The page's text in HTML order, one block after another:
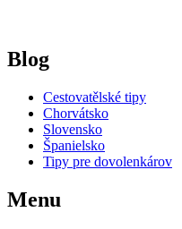
Blog
Cestovatělské tipy
Chorvátsko
Slovensko
Španielsko
Tipy pre dovolenkárov
Menu